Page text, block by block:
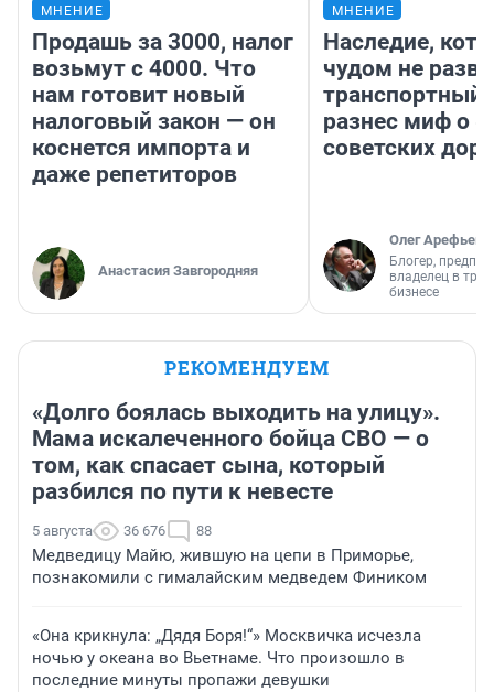
МНЕНИЕ
Продашь за 3000, налог
возьмут с 4000. Что
нам готовит новый
налоговый закон — он
коснется импорта и
даже репетиторов
Анастасия Завгородняя
МНЕНИЕ
Наследие,
чудом не
транспортный
разнес миф о
советских
Олег Арефьев
Блогер,
владелец в
бизнесе
РЕКОМЕНДУЕМ
«Долго боялась выходить на улицу».
Мама искалеченного бойца СВО — о
том, как спасает сына, который
разбился по пути к невесте
5 августа 36 676 88
Медведицу Майю, жившую на цепи в Приморье,
познакомили с гималайским медведем Фиником
«Она крикнула: „Дядя Боря!“» Москвичка исчезла
ночью у океана во Вьетнаме. Что произошло в
последние минуты пропажи девушки